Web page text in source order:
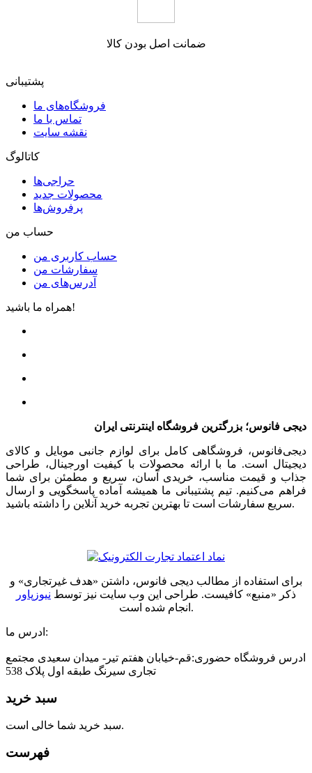
ضمانت اصل بودن کالا
پشتیبانی
فروشگاه‌های ما
تماس با ما
نقشه سایت
کاتالوگ
حراجی‌ها
محصولات جدید
پرفروش‌ها
حساب من
حساب کاربری من
سفارشات من
آدرس‌های من
همراه ما باشید!
دیجی فانوس؛ بزرگترین فروشگاه اینترنتی ایران
دیجی‌فانوس، فروشگاهی کامل برای لوازم جانبی موبایل و کالای
دیجیتال است. ما با ارائه محصولات با کیفیت اورجینال، طراحی
جذاب و قیمت مناسب، خریدی آسان، سریع و مطمئن برای شما
فراهم می‌کنیم. تیم پشتیبانی ما همیشه آماده پاسخگویی و ارسال
سریع سفارشات است تا بهترین تجربه خرید آنلاین را داشته باشید.
برای استفاده از مطالب دیجی فانوس، داشتن «هدف غیرتجاری» و
ذکر «منبع» کافیست. طراحی این وب سایت نیز توسط نیوزپاور
انجام شده است.
ادرس ما:
ادرس فروشگاه حضوری:قم-خیابان هفتم تیر- میدان سعیدی مجتمع
تجاری سیرنگ طبقه اول پلاک 538
سبد خرید
سبد خرید شما خالی است.
فهرست